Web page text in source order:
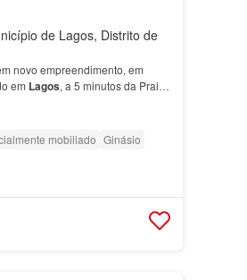
de Lagos, Distrito de
novo empreendimento, em
em Lagos, a 5 minutos da Praia
mobiliado Ginásio